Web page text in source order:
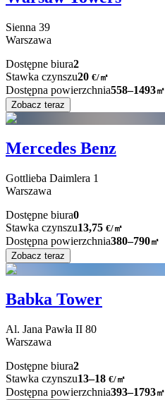
Sienna 39
Warszawa
Dostępne biura2
Stawka czynszu20 €/㎡
Dostępna powierzchnia558–1493㎡
Zobacz teraz
Mercedes Benz
Gottlieba Daimlera 1
Warszawa
Dostępne biura0
Stawka czynszu13,75 €/㎡
Dostępna powierzchnia380–790㎡
Zobacz teraz
Babka Tower
Al. Jana Pawła II 80
Warszawa
Dostępne biura2
Stawka czynszu13–18 €/㎡
Dostępna powierzchnia393–1793㎡